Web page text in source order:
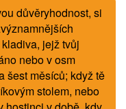
důvěryhodnost, si
jejž tvůj
nebo v osm
šest měsíců; když tě
stolem, nebo